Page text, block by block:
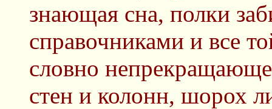
знающая сна, полки
справочниками и все
словно
стен и колонн, шорох